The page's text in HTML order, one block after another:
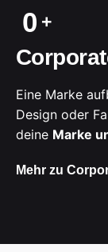
0
Eine Marke
Design oder
deine Marke
Mehr zu